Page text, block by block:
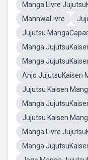
Manga Livre
ManhwaLivre
Jujutsu
Manga
Manga
Anjo JujutsuKaisen
Jujutsu Kaisen
Manga
Jujutsu Kaisen
Manga Livre
Manga